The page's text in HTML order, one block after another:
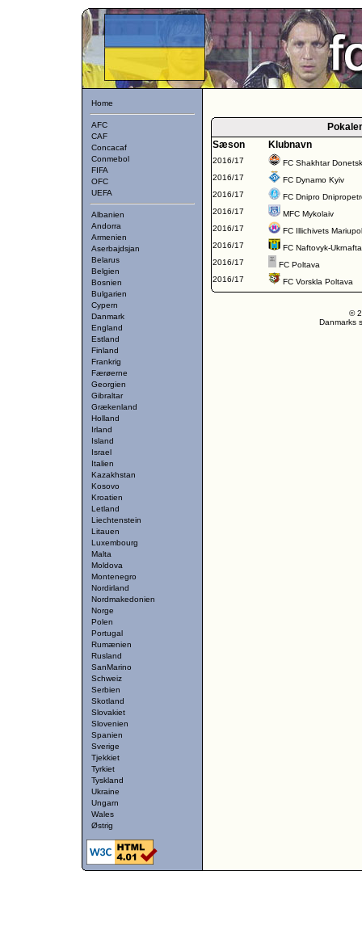
Home
AFC
CAF
Concacaf
Conmebol
FIFA
OFC
UEFA
Albanien
Andorra
Armenien
Aserbajdsjan
Belarus
Belgien
Bosnien
Bulgarien
Cypern
Danmark
England
Estland
Finland
Frankrig
Færøerne
Georgien
Gibraltar
Grækenland
Holland
Irland
Island
Israel
Italien
Kazakhstan
Kosovo
Kroatien
Letland
Liechtenstein
Litauen
Luxembourg
Malta
Moldova
Montenegro
Nordirland
Nordmakedonien
Norge
Polen
Portugal
Rumænien
Rusland
SanMarino
Schweiz
Serbien
Skotland
Slovakiet
Slovenien
Spanien
Sverige
Tjekkiet
Tyrkiet
Tyskland
Ukraine
Ungarn
Wales
Østrig
Sæson
Klubnavn
2016/17
FC Shakhtar Donetsk
2016/17
FC Dynamo Kyiv
2016/17
FC Dnipro
2016/17
MFC Mykolaiv
2016/17
FC Illichivets Mariupol
2016/17
FC Naftovyk-
2016/17
FC Poltava
2016/17
FC Vorskla Poltava
©
Danmarks